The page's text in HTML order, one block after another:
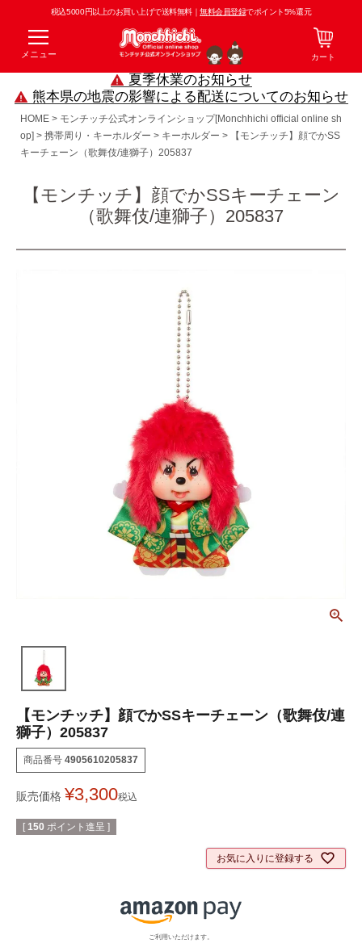
税込5000円以上のお買い上げで送料無料｜無料会員登録でポイント5%還元
メニュー カート
夏季休業のお知らせ
熊本県の地震の影響による配送についてのお知らせ
HOME
モンチッチ公式オンラインショップ[Monchhichi official online sh
op]
携帯周り・キーホルダー キーホルダー
【モンチッチ】顔でかSS
キーチェーン（歌舞伎/連獅子）205837
【モンチッチ】顔でかSSキーチェーン
（歌舞伎/連獅子）205837
【モンチッチ】顔でかSSキーチェーン（歌舞伎/連
獅子）205837
商品番号 4905610205837
販売価格 ¥3,300税込
[ 150 ポイント進呈 ]
お気に入りに登録する
ご利用いただけます。